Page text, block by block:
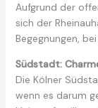
Aufgrund der
sich der
Begegnungen,
Südstadt:
Die Kölner
wenn es darum